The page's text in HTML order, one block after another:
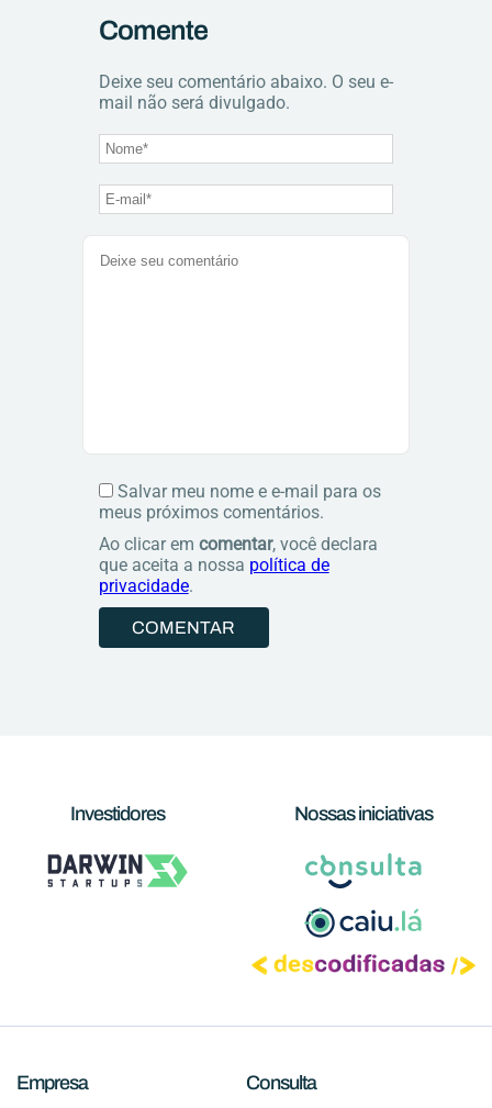
Comente
Deixe seu comentário abaixo. O seu e-
mail não será divulgado.
Salvar meu nome e e-mail para os
meus próximos comentários.
Ao clicar em comentar, você declara
que aceita a nossa política de
privacidade.
Investidores Nossas iniciativas
Empresa Consulta